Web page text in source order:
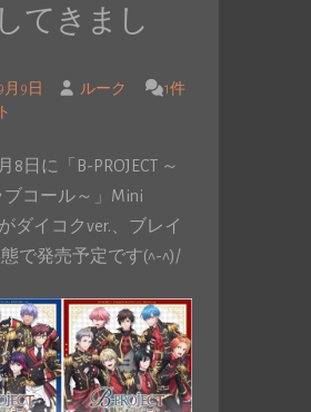
てきまし
月9日 ルーク
1件
8日に「B-PROJECT ～
コール～」Mini
ダイコクver.、ブレイ
態で発売予定です(^-^)/